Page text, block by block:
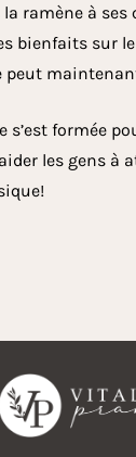
ramène à ses
bienfaits sur
peut
s’est formée
les gens à